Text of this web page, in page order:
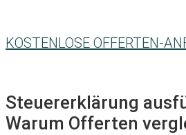
KOSTENLOSE OFFERTEN-
Steuererklärung
Warum Offerten